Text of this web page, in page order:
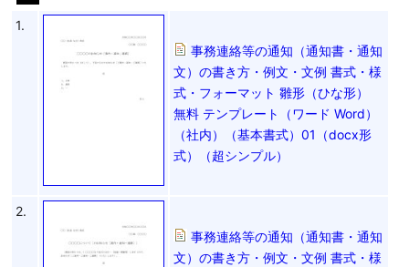
1.
事務連絡等の通知（通知書・通知
文）の書き方・例文・文例 書式・様
式・フォーマット 雛形（ひな形）
無料 テンプレート（ワード Word）
（社内）（基本書式）01（docx形
式）（超シンプル）
2.
事務連絡等の通知（通知書・通知
文）の書き方・例文・文例 書式・様